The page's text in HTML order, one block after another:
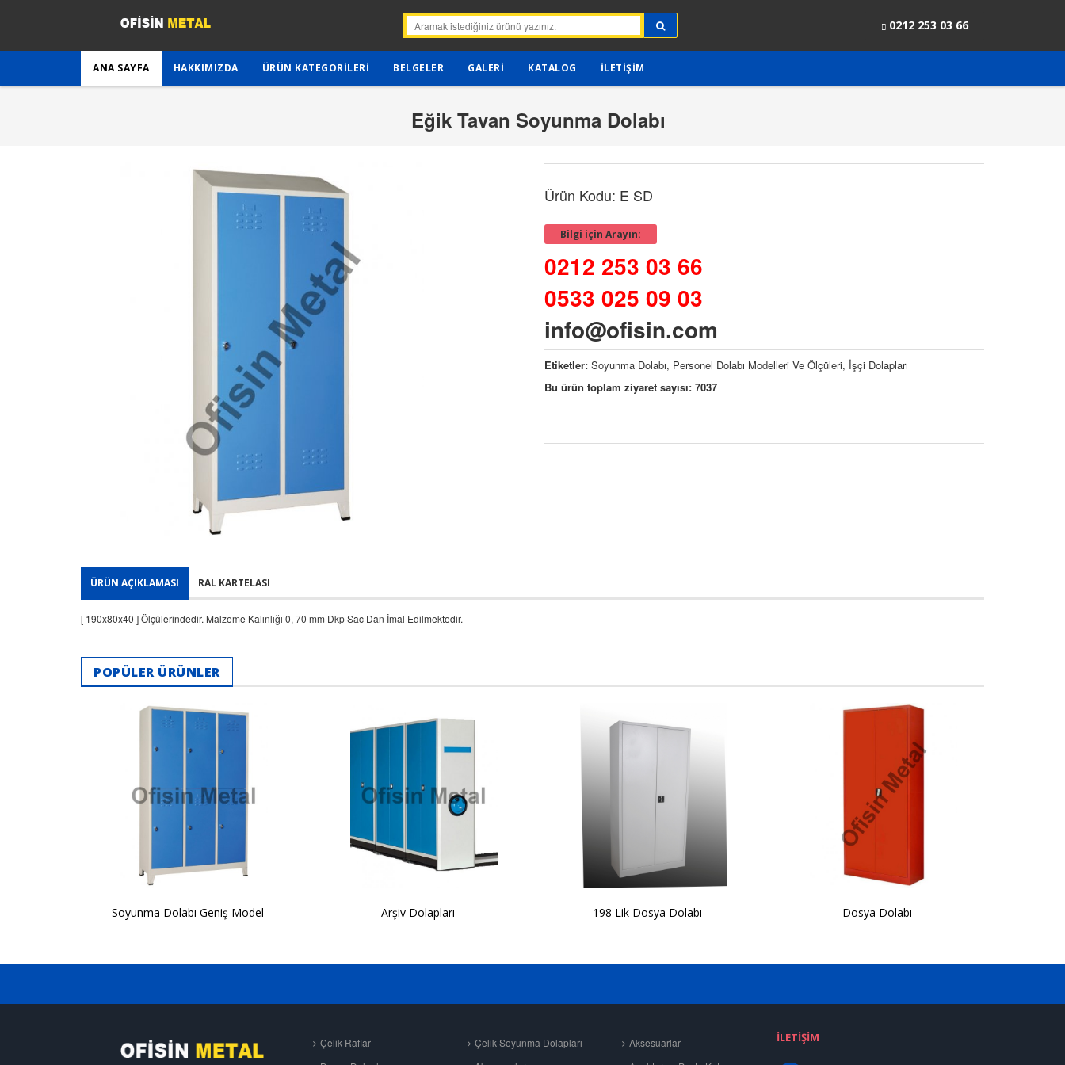
0212 253 03 66
ANA SAYFA HAKKIMIZDA ÜRÜN KATEGORILERI BELGELER GALERI KATALOG İLETIŞIM
Eğik Tavan Soyunma Dolabı
Ürün Kodu: E SD
Bilgi için Arayın:
0212 253 03 66
0533 025 09 03
info@ofisin.com
Etiketler: Soyunma Dolabı, Personel Dolabı Modelleri Ve Ölçüleri, İşçi Dolapları
Bu ürün toplam ziyaret sayısı: 7037
ÜRÜN AÇIKLAMASI RAL KARTELASI
[ 190x80x40 ] Ölçülerindedir. Malzeme Kalınlığı 0, 70 mm Dkp Sac Dan İmal Edilmektedir.
POPÜLER ÜRÜNLER
Soyunma Dolabı Geniş Model Arşiv Dolapları 198 Lik Dosya Dolabı Dosya Dolabı
Çelik Raflar
Çelik Soyunma Dolapları
Aksesuarlar
İLETIŞIM